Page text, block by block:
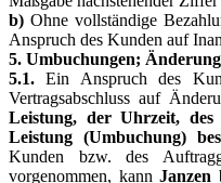
b)Ohne vollständige
Anspruch des Kunden auf
5. Umbuchungen;
5.1.Ein Anspruch des
Vertragsabschluss auf
Leistung, der Uhrzeit, des
Leistung (Umbuchung)
Kunden bzw. des
vorgenommen, kannJanzen